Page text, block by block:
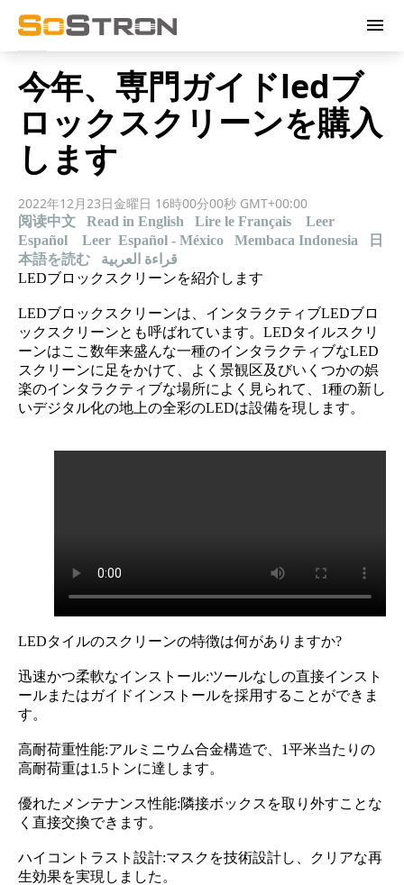
menu
今年、専門ガイドledブ
ロックスクリーンを購入
します
2022年12月23日金曜日 16時00分00秒 GMT+00:00
阅读中文 Read in English Lire le Français
Leer
Español
Leer Español - México Membaca Indonesia
日
本語を読む
قراءة العربية
LEDブロックスクリーンを紹介します
LEDブロックスクリーンは、インタラクティブLEDブロ
ックスクリーンとも呼ばれています。LEDタイルスクリ
ーンはここ数年来盛んな一種のインタラクティブなLED
スクリーンに足をかけて、よく景観区及びいくつかの娯
楽のインタラクティブな場所によく見られて、1種の新し
いデジタル化の地上の全彩のLEDは設備を現します。
LEDタイルのスクリーンの特徴は何がありますか?
迅速かつ柔軟なインストール:ツールなしの直接インスト
ールまたはガイドインストールを採用することができま
す。
高耐荷重性能:アルミニウム合金構造で、1平米当たりの
高耐荷重は1.5トンに達します。
優れたメンテナンス性能:隣接ボックスを取り外すことな
く直接交換できます。
ハイコントラスト設計:マスクを技術設計し、クリアな再
生効果を実現しました。